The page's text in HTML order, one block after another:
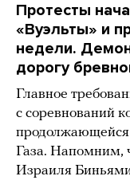
Протесты
«Вуэльты» и
недели.
дорогу
Главное
с соревнований
продолжающейся
Газа. Напомним,
Израиля